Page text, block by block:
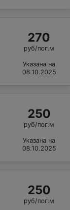
270
руб/пог.м
Указана на
08.10.2025
250
руб/пог.м
Указана на
08.10.2025
250
руб/пог.м